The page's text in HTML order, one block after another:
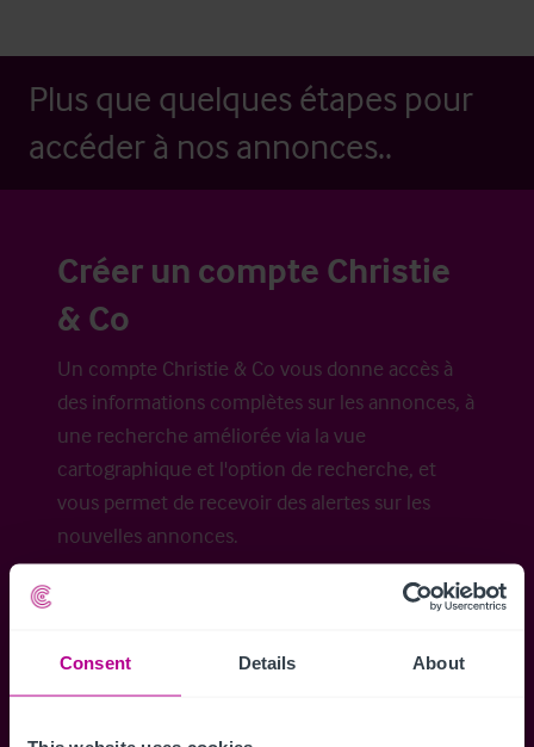
Consent Details About
Plus que quelques étapes pour
accéder à nos annonces..
Créer un compte Christie
& Co
Un compte Christie & Co vous donne accès à
des informations complètes sur les annonces, à
une recherche améliorée via la vue
cartographique et l'option de recherche, et
vous permet de recevoir des alertes sur les
nouvelles annonces.
Accéder à tous les détails Alertes